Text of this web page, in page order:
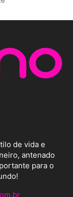
de vida e
antenado
para o